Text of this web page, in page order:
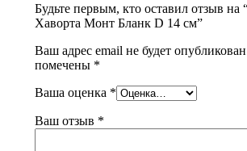
Будьте первым, кто оставил отзыв
Хаворта Монт Бланк D 14 см”
Ваш адрес email не будет
помечены *
Ваша оценка *
Ваш отзыв *